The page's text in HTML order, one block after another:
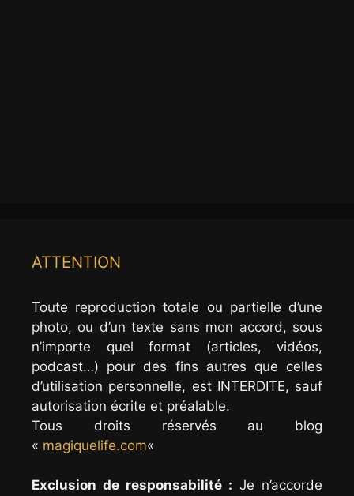
ATTENTION
Toute reproduction totale ou partielle d’une
photo, ou d’un texte sans mon accord, sous
n’importe quel format (articles, vidéos,
podcast…) pour des fins autres que celles
d’utilisation personnelle, est INTERDITE, sauf
autorisation écrite et préalable.
Tous droits réservés au blog
« magiquelife.com«
Exclusion de responsabilité : Je n’accorde